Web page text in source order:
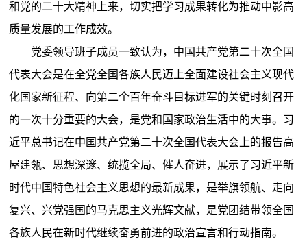
和党的二十大精神上来，切实把学习成果转化为推动中影高
质量发展的工作成效。
党委领导班子成员一致认为，中国共产党第二十次全国
代表大会是在全党全国各族人民迈上全面建设社会主义现代
化国家新征程、向第二个百年奋斗目标进军的关键时刻召开
的一次十分重要的大会，是党和国家政治生活中的大事。习
近平总书记在中国共产党第二十次全国代表大会上的报告高
屋建瓴、思想深邃、统揽全局、催人奋进，展示了习近平新
时代中国特色社会主义思想的最新成果，是举旗领航、走向
复兴、兴党强国的马克思主义光辉文献，是党团结带领全国
各族人民在新时代继续奋勇前进的政治宣言和行动指南。